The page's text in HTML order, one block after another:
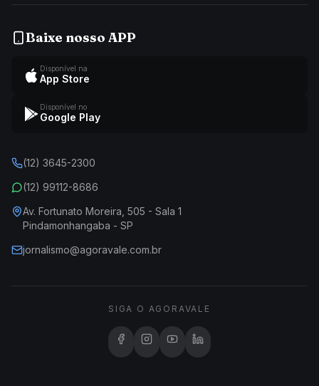
Baixe nosso APP
Disponível na
App Store
Disponível no
Google Play
(12) 3645-2300
(12) 99112-8686
Av. Fortunato Moreira, 505 - Sala 1
Pindamonhangaba - SP
jornalismo@agoravale.com.br
SIGA O AGORAVALE